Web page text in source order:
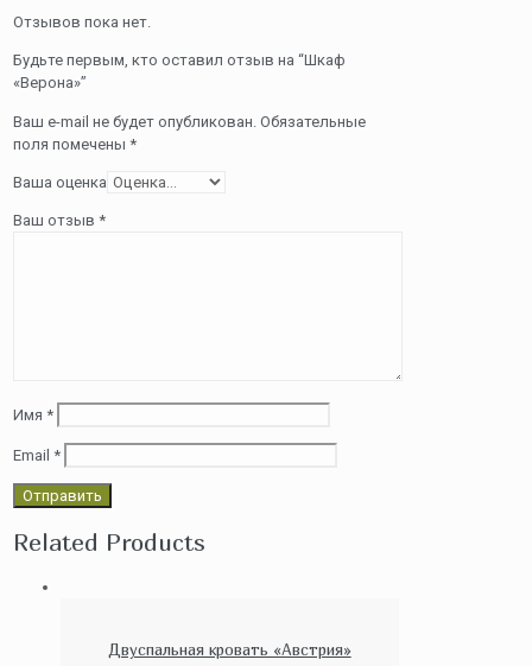
Отзывов пока нет.
Будьте первым, кто оставил отзыв на “Шкаф
«Верона»”
Ваш e-mail не будет опубликован. Обязательные
поля помечены*
Ваша оценка
Ваш отзыв*
Имя*
Email*
Related Products
Двуспальная кровать «Австрия»